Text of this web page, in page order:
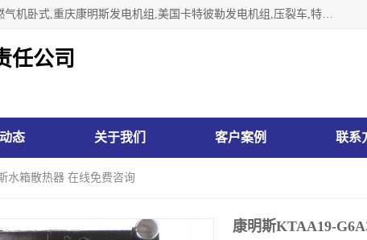
林州市万泉水箱有限责任公司专业生济南柴油机,胜动柴油机燃气机卧式,重庆康明斯发电机组,美国卡特彼勒发电机组,压裂车,特雷克斯矿车,卡特矿车,小松反铲,卡特反铲装载机,日立反铲,阿特拉斯科普柯钻机,山推推土机黄工推土机等系列水箱中冷器油冷器，公司始终发扬自力更生、艰苦奋斗的红旗渠精神、不断开拓、进取，以“先进的生产技术、一流的产品质量、良好的销售信誉”为宗旨。
任公司
态 关于我们 客户案例 联系
水箱散热器 在线免费咨询
康明斯KTAA19-